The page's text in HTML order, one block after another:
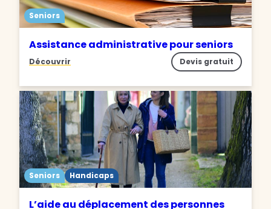
Seniors
Assistance administrative pour seniors
Découvrir Devis gratuit
Seniors Handicaps
L’aide au déplacement des personnes